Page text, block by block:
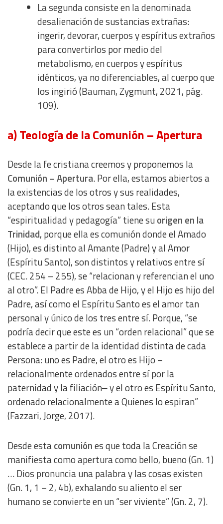
La segunda consiste en la denominada
desalienación de sustancias extrañas:
ingerir, devorar, cuerpos y espíritus extraños
para convertirlos por medio del
metabolismo, en cuerpos y espíritus
idénticos, ya no diferenciables, al cuerpo que
los ingirió (Bauman, Zygmunt, 2021, pág.
109).
a) Teología de la Comunión – Apertura
Desde la fe cristiana creemos y proponemos la
Comunión – Apertura. Por ella, estamos abiertos a
la existencias de los otros y sus realidades,
aceptando que los otros sean tales. Esta
“espiritualidad y pedagogía” tiene suorigen en la
Trinidad, porque ella es comunión donde el Amado
(Hijo), es distinto al Amante (Padre) y al Amor
(Espíritu Santo), son distintos y relativos entre sí
(CEC. 254 – 255), se “relacionan y referencian el uno
al otro”. El Padre es Abba de Hijo, y el Hijo es hijo del
Padre, así como el Espíritu Santo es el amor tan
personal y único de los tres entre sí. Porque, “se
podría decir que este es un “orden relacional” que se
establece a partir de la identidad distinta de cada
Persona: uno es Padre, el otro es Hijo –
relacionalmente ordenados entre sí por la
paternidad y la filiación‒ y el otro es Espíritu Santo,
ordenado relacionalmente a Quienes lo espiran”
(Fazzari, Jorge, 2017).
Desde estacomuniónes que toda la Creación se
manifiesta como apertura como bello, bueno (Gn. 1)
… Dios pronuncia una palabra y las cosas existen
(Gn. 1, 1 – 2, 4b), exhalando su aliento el ser
humano se convierte en un “ser viviente” (Gn. 2, 7).